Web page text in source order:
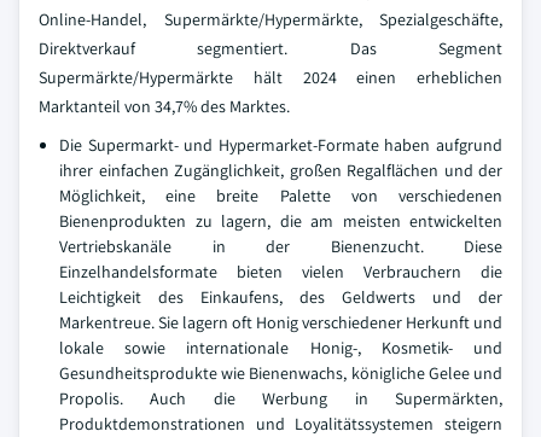
Online-Handel, Supermärkte/Hypermärkte, Spezialgeschäfte,
Direktverkauf segmentiert. Das Segment
Supermärkte/Hypermärkte hält 2024 einen erheblichen
Marktanteil von 34,7% des Marktes.
Die Supermarkt- und Hypermarket-Formate haben aufgrund
ihrer einfachen Zugänglichkeit, großen Regalflächen und der
Möglichkeit, eine breite Palette von verschiedenen
Bienenprodukten zu lagern, die am meisten entwickelten
Vertriebskanäle in der Bienenzucht. Diese
Einzelhandelsformate bieten vielen Verbrauchern die
Leichtigkeit des Einkaufens, des Geldwerts und der
Markentreue. Sie lagern oft Honig verschiedener Herkunft und
lokale sowie internationale Honig-, Kosmetik- und
Gesundheitsprodukte wie Bienenwachs, königliche Gelee und
Propolis. Auch die Werbung in Supermärkten,
Produktdemonstrationen und Loyalitätssystemen steigern